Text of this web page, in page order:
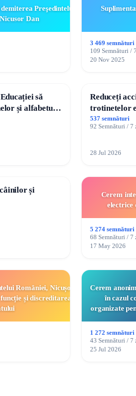
Preşedintelui
Dan
3 469 semnături
109 Semnături /
20 Nov 2025
să
și alfabetul
Reduceți
trotinetelor
537 semnături
92 Semnături / 7
28 Jul 2026
și
Cerem
electrice
5 274 semnături
68 Semnături / 7
17 May 2026
României, Nicușor
și discreditarea
Cerem
în cazul
organizate
1 272 semnături
43 Semnături / 7
25 Jul 2026